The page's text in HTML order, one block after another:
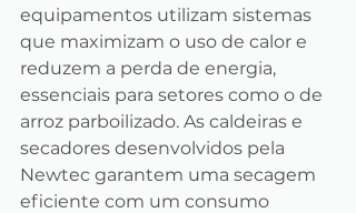
equipamentos utilizam sistemas
que maximizam o uso de calor e
reduzem a perda de energia,
essenciais para setores como o de
arroz parboilizado. As caldeiras e
secadores desenvolvidos pela
Newtec garantem uma secagem
eficiente com um consumo